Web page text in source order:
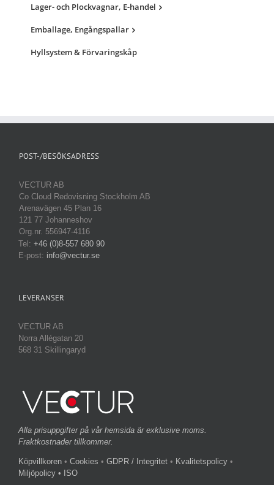
Lager- och Plockvagnar, E-handel
Emballage, Engångspallar
Hyllsystem & Förvaringskåp
POST-/BESÖKSADRESS
VECTUR AB
Co Cloud Redovisning Stockholm AB
Arenavägen 45 Plan 16
121 77 Johanneshov
Org.nr. 556947-4116
Tel: +46 (0)8-557 680 90
E-post: info@vectur.se
LEVERANSER
VECTUR AB
Norra Allégatan 20
568 31 Skillingaryd
Alla prisuppgifter på vår hemsida är exklusive moms.
Fraktkostnader tillkommer.
Köpvillkoren • Cookies • GDPR / Integritet • Kvalitetspolicy •
Miljöpolicy • ISO